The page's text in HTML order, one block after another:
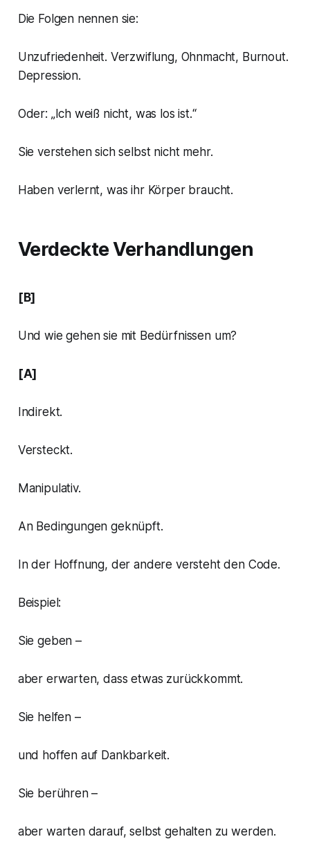
Die Folgen nennen sie:
Unzufriedenheit. Verzwiflung, Ohnmacht, Burnout.
Depression.
Oder: „Ich weiß nicht, was los ist.“
Sie verstehen sich selbst nicht mehr.
Haben verlernt, was ihr Körper braucht.
Verdeckte Verhandlungen
[B]
Und wie gehen sie mit Bedürfnissen um?
[A]
Indirekt.
Versteckt.
Manipulativ.
An Bedingungen geknüpft.
In der Hoffnung, der andere versteht den Code.
Beispiel:
Sie geben –
aber erwarten, dass etwas zurückkommt.
Sie helfen –
und hoffen auf Dankbarkeit.
Sie berühren –
aber warten darauf, selbst gehalten zu werden.